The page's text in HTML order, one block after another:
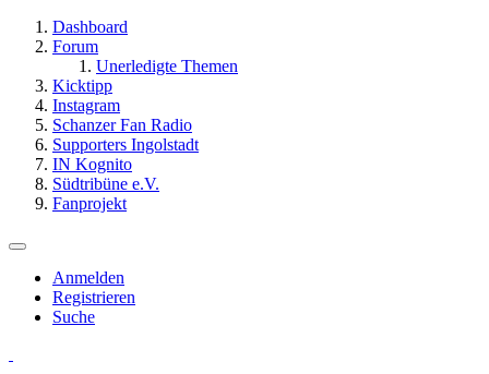
Dashboard
Forum
Unerledigte Themen
Kicktipp
Instagram
Schanzer Fan Radio
Supporters Ingolstadt
IN Kognito
Südtribüne e.V.
Fanprojekt
Anmelden
Registrieren
Suche